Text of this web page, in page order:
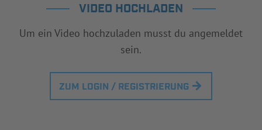
VIDEO HOCHLADEN
Um ein Video hochzuladen musst du angemeldet
sein.
ZUM LOGIN / REGISTRIERUNG